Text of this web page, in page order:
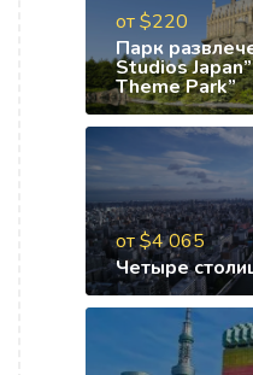
от $220
Парк
Studios
Theme Park”
от $4 065
Четыре